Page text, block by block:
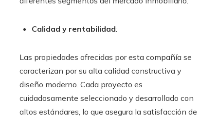
Calidad y rentabilidad:
Las propiedades ofrecidas por esta compañía se
caracterizan por su alta calidad constructiva y
diseño moderno. Cada proyecto es
cuidadosamente seleccionado y desarrollado con
altos estándares, lo que asegura la satisfacción de